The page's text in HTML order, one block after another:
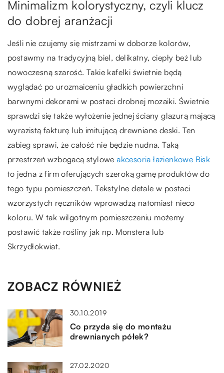
Minimalizm kolorystyczny, czyli klucz
do dobrej aranżacji
Jeśli nie czujemy się mistrzami w doborze kolorów,
postawmy na tradycyjną biel, delikatny, ciepły beż lub
nowoczesną szarość. Takie kafelki świetnie będą
wyglądać po urozmaiceniu gładkich powierzchni
barwnymi dekorami w postaci drobnej mozaiki. Świetnie
sprawdzi się także wyłożenie jednej ściany glazurą mającą
wyrazistą fakturę lub imitującą drewniane deski. Ten
zabieg sprawi, że całość nie będzie nudna. Taką
przestrzeń wzbogacą styloweakcesoria łazienkowe Bisk
to jedna z firm oferujących szeroką gamę produktów do
tego typu pomieszczeń. Tekstylne detale w postaci
wzorzystych ręczników wprowadzą natomiast nieco
koloru. W tak wilgotnym pomieszczeniu możemy
postawić także rośliny jak np. Monstera lub
Skrzydłokwiat.
ZOBACZ RÓWNIEŻ
30.10.2019
Co przyda się do montażu
drewnianych półek?
27.02.2020